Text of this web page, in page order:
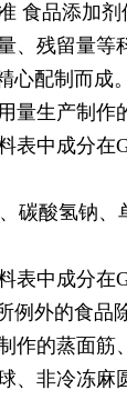
食品添加
、残留量
心配制而
量生产制作
表中成分在
碳酸氢钠、
中成分在
例外的食品
作的蒸面筋
、非冷冻